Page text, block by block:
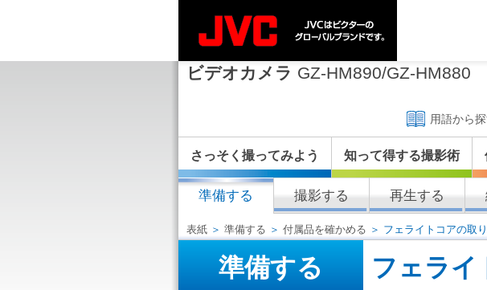
ビデオカメラ GZ-HM890/GZ-HM880
用語から
さっそく撮ってみよう 知って得する撮影術
準備する 撮影する 再生する
表紙 ＞ 準備する ＞ 付属品を確かめる ＞ フェライトコアの取
準備する フェライ